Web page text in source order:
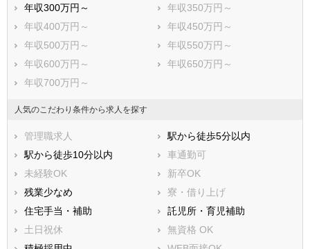
年収300万円～
年収350万円～
年収400万円～
年収450万円～
年収500万円～
年収550万円～
年収600万円～
年収650万円～
年収700万円～
人気のこだわり条件から求人を探す
管理職求人
駅から徒歩5分以内
駅から徒歩10分以内
車通勤可
未経験OK
新卒OK
残業少なめ
寮・借り上げ
住宅手当・補助
託児所・育児補助
土日祝休
無資格 OK